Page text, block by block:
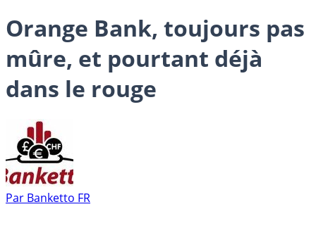
Orange Bank, toujours pas
mûre, et pourtant déjà
dans le rouge
Par Banketto FR